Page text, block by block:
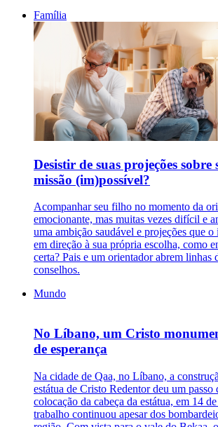
Família
Desistir de suas projeções sobre
missão (im)possível?
Acompanhar seu filho no momento da
emocionante, mas muitas vezes difícil e
uma ambição saudável e projeções que
em direção à sua própria escolha, como
certa? Pais e um orientador abrem linhas
conselhos.
Mundo
No Líbano, um Cristo
de esperança
Na cidade de Qaa, no Líbano, a
estátua de Cristo Redentor deu um passo
colocação da cabeça da estátua, em 14
trabalho continuou apesar dos